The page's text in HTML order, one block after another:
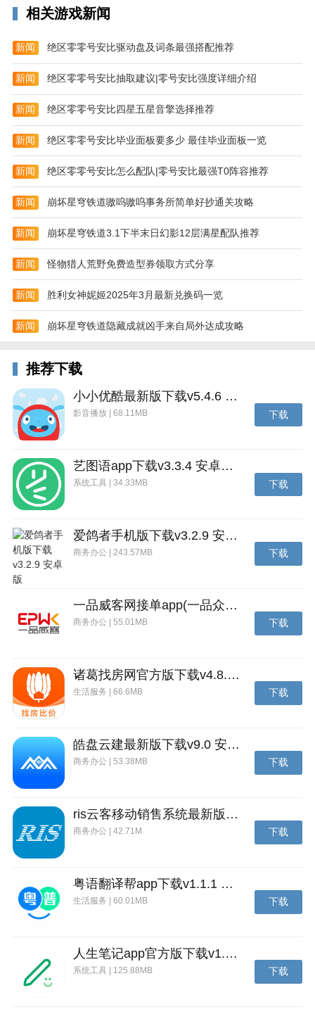
原神网易游戏亮点
1.一个只有幻想的世界，一个冒险和挑战的三维旅程，
为您带来纯正的练习;
2.体验华丽的武术战斗，在自由世界中探索更多秘密，
发现更多神奇挑战;
3.与神一起进入这个世界，在光明的指引下不断增强自
己，增强自己的力量;
手机版特色
1、每种萌娘都将有着不一样的技能连招技巧以及华丽
的技能特效让人眼前一亮
2、充满科技感的战斗场面，3D视角完美呈现，精彩刺
激的连招非常的华丽炫酷
激情玩法体验享受其中；
4、宏大的游戏战斗场景描绘，多种二次元萌娘将拿起
手中的武器来征服世界；
5、超经典的日系二次元动漫人物立绘展现，在这里你
6、每日上线都将有着丰厚的奖励领取，挑战强力的
BOSS会爆出更多史诗装备；
•在数据方面：同在官方服务器的情况下，iOS、PC、
Android平台之间的账号数据互通，旅行者可以在同一
账号下切换设备，畅玩游戏。由于PSN账号限制，旅行
者无法使用PSN账号，通过其他平台登录游戏。
•在玩法方面：同在官方服务器的情况下，达到一定的
旅行者，也可在官方服务器中，加入其他平台旅行者好
友的游戏世界。
亲爱的旅行者：《原神》全球同步公测（PS4、iOS、
Android、PC）现已开启旅行者们，欢迎来到提瓦特大
陆！
相关游戏新闻
新闻 绝区零零号安比驱动盘及词条最强搭配推荐
新闻 绝区零零号安比抽取建议|零号安比强度详细介绍
新闻 绝区零零号安比四星五星音擎选择推荐
新闻 绝区零零号安比毕业面板要多少 最佳毕业面板一览
新闻 绝区零零号安比怎么配队|零号安比最强T0阵容推荐
新闻 崩坏星穹铁道嗷呜嗷呜事务所简单好抄通关攻略
新闻 崩坏星穹铁道3.1下半末日幻影12层满星配队推荐
新闻 怪物猎人荒野免费造型券领取方式分享
新闻 胜利女神妮姬2025年3月最新兑换码一览
新闻 崩坏星穹铁道隐藏成就凶手来自局外达成攻略
推荐下载
小小优酷最新版下载v5.4.6 安卓官方版
影音播放 | 68.11MB 下载
艺图语app下载v3.3.4 安卓免费版
系统工具 | 34.33MB 下载
爱鸽者手机版下载v3.2.9 安卓版
商务办公 | 243.57MB 下载
一品威客网接单app(一品众包)下载v2.7.1 安卓最新版
商务办公 | 55.01MB 下载
诸葛找房网官方版下载v4.8.1.1 安卓最新版
生活服务 | 66.6MB 下载
皓盘云建最新版下载v9.0 安卓版
商务办公 | 53.38MB 下载
ris云客移动销售系统最新版下载v1.1.25 安卓手机版
商务办公 | 42.71M 下载
粤语翻译帮app下载v1.1.1 安卓版
生活服务 | 60.01MB 下载
人生笔记app官方版下载v1.19.4 安卓版
系统工具 | 125.88MB 下载